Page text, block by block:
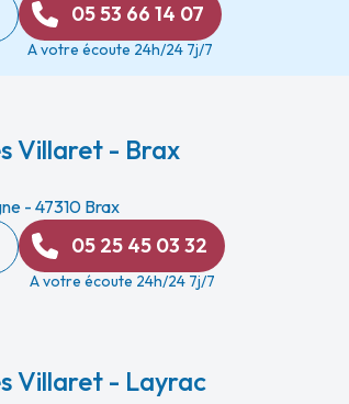
05 53 66 14 07
A votre écoute 24h/24 7j/7
Villaret - Brax
- 47310 Brax
05 25 45 03 32
A votre écoute 24h/24 7j/7
Villaret - Layrac